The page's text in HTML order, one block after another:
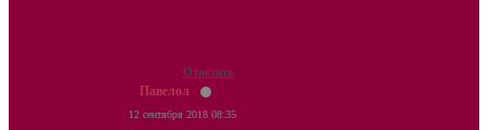
Ответить
Павелол
12 сентября 2018 08:35